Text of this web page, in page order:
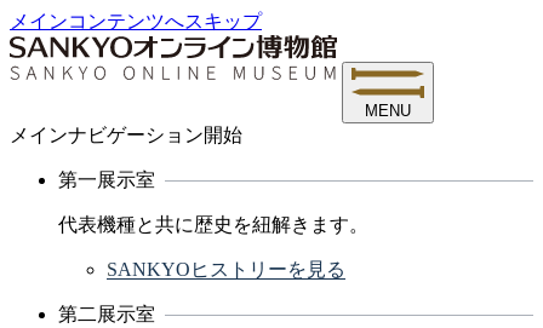
メインコンテンツへスキップ
MENU
メインナビゲーション開始
第一展示室
代表機種と共に歴史を紐解きます。
SANKYOヒストリーを見る
第二展示室